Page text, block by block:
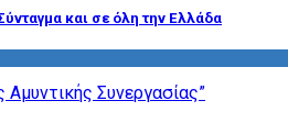
και σε όλη την Ελλάδα